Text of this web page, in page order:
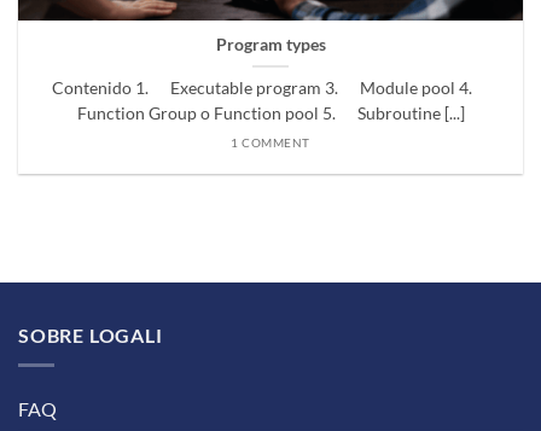
Program types
Contenido 1. Executable program 3. Module pool 4.
Function Group o Function pool 5. Subroutine [...]
1 COMMENT
SOBRE LOGALI
FAQ